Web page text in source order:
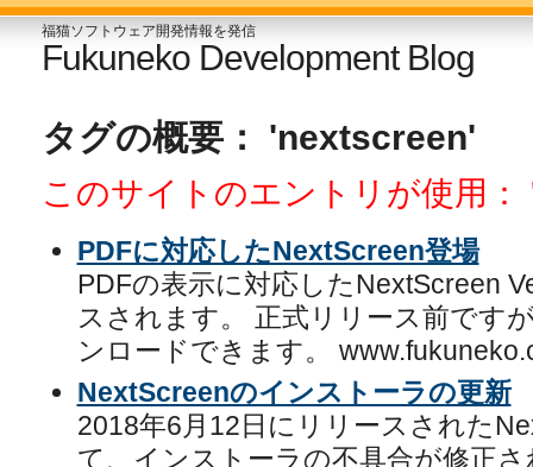
福猫ソフトウェア開発情報を発信
Fukuneko Development Blog
タグの概要： 'nextscreen'
このサイトのエントリが使用：
PDFに対応したNextScreen登場
PDFの表示に対応したNextScreen
スされます。 正式リリース前です
ンロードできます。
NextScreenのインストーラの更新
2018年6月12日にリリースされた
て、インストーラの不具合が修正